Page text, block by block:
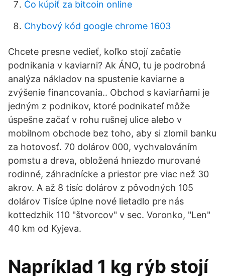
Čo kúpiť za bitcoin online
Chybový kód google chrome 1603
Chcete presne vedieť, koľko stojí začatie
podnikania v kaviarni? Ak ÁNO, tu je podrobná
analýza nákladov na spustenie kaviarne a
zvýšenie financovania.. Obchod s kaviarňami je
jedným z podnikov, ktoré podnikateľ môže
úspešne začať v rohu rušnej ulice alebo v
mobilnom obchode bez toho, aby si zlomil banku
za hotovosť. 70 dolárov 000, vychvalováním
pomstu a dreva, obložená hniezdo murované
rodinné, záhradnícke a priestor pre viac než 30
akrov. A až 8 tisíc dolárov z pôvodných 105
dolárov Tisíce úplne nové lietadlo pre nás
kottedzhik 110 "štvorcov" v sec. Voronko, "Len"
40 km od Kyjeva.
Napríklad 1 kg rýb stojí